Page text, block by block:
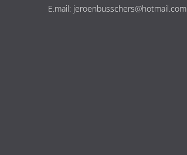
E.mail: jeroenbusschers@hotmail.com